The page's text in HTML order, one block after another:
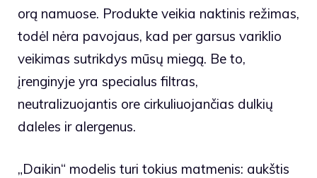
orą namuose. Produkte veikia naktinis režimas,
todėl nėra pavojaus, kad per garsus variklio
veikimas sutrikdys mūsų miegą. Be to,
įrenginyje yra specialus filtras,
neutralizuojantis ore cirkuliuojančias dulkių
daleles ir alergenus.
„Daikin“ modelis turi tokius matmenis: aukštis